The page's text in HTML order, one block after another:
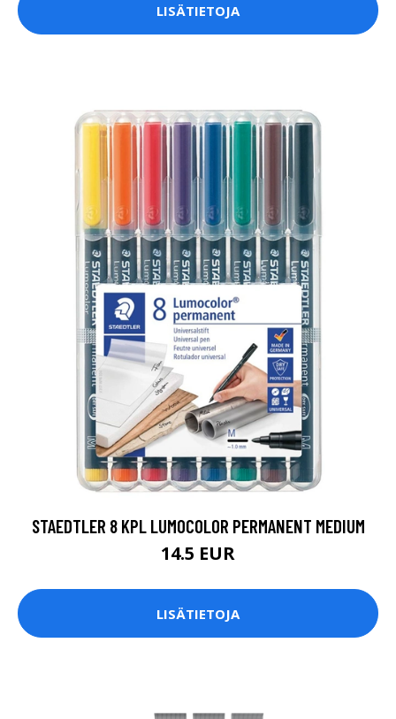
LISÄTIETOJA
STAEDTLER 8 KPL LUMOCOLOR PERMANENT MEDIUM
14.5 EUR
LISÄTIETOJA